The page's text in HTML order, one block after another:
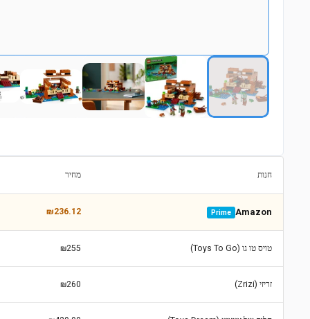
חנות מחיר
Amazon
Prime
₪236.12
טויס טו גו (Toys To Go) ₪255
זריזי (Zrizi) ₪260